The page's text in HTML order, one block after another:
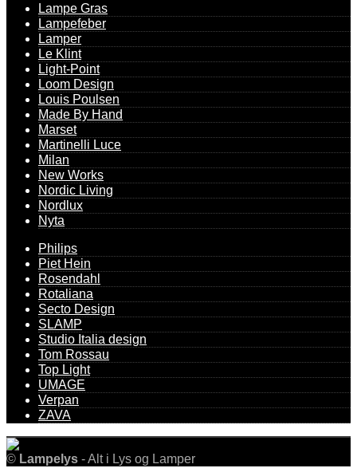
Lampe Gras
Lampefeber
Lamper
Le Klint
Light-Point
Loom Design
Louis Poulsen
Made By Hand
Marset
Martinelli Luce
Milan
New Works
Nordic Living
Nordlux
Nyta
Philips
Piet Hein
Rosendahl
Rotaliana
Secto Design
SLAMP
Studio Italia design
Tom Rossau
Top Light
UMAGE
Verpan
ZAVA
© Lampelys - Alt i Lys og Lamper